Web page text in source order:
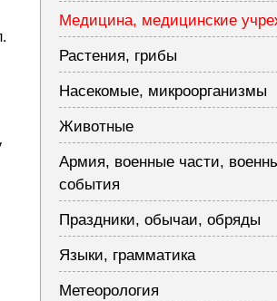
Медицина, медицинские
Растения, грибы
Насекомые, микроорганизмы
Животные
Армия, военные части,
события
Праздники, обычаи, обряды
Языки, грамматика
Метеорология